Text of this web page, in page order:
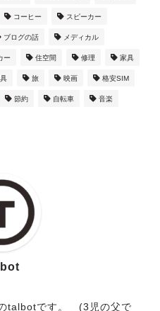
コーヒー スピーカー
ブログの話 メディカル
ー 住空間 修理 家具
旅 映画 格安SIM
節約 自転車 音楽
talbotです。 (3児の父で